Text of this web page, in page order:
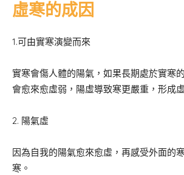
虛寒的成因
1.可由實寒演變而來
實寒會傷人體的陽氣，如果長期處於實寒
會愈來愈虛弱，陽虛導致寒更嚴重，形成
2. 陽氣虛
因為自我的陽氣愈來愈虛，再感受外面的
寒。